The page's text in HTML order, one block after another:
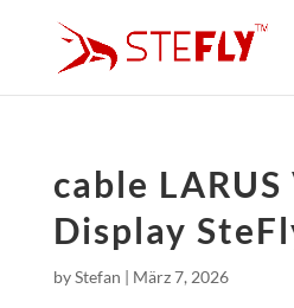
cable
Display
byStefan | März 7, 2026